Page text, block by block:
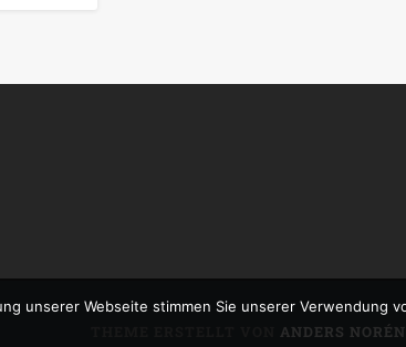
ANDERS NORÉN
unserer Webseite stimmen Sie unserer Verwendung